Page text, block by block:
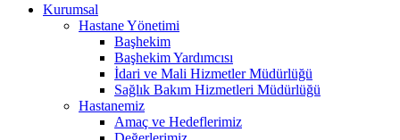
Kurumsal
Hastane Yönetimi
Başhekim
Başhekim Yardımcısı
İdari ve Mali Hizmetler Müdürlüğü
Sağlık Bakım Hizmetleri Müdürlüğü
Hastanemiz
Amaç ve Hedeflerimiz